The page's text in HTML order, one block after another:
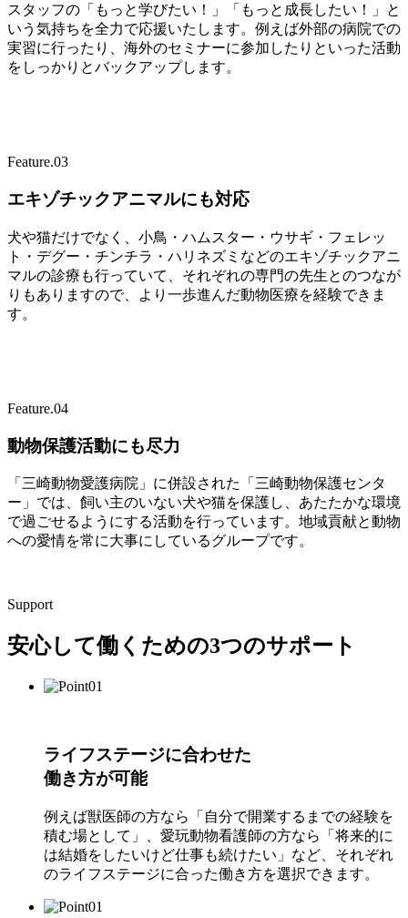
スタッフの「もっと学びたい！」「もっと成長したい！」と
いう気持ちを全力で応援いたします。例えば外部の病院での
実習に行ったり、海外のセミナーに参加したりといった活動
をしっかりとバックアップします。
Feature.03
エキゾチックアニマルにも対応
犬や猫だけでなく、小鳥・ハムスター・ウサギ・フェレッ
ト・デグー・チンチラ・ハリネズミなどのエキゾチックアニ
マルの診療も行っていて、それぞれの専門の先生とのつなが
りもありますので、より一歩進んだ動物医療を経験できま
す。
Feature.04
動物保護活動にも尽力
「三崎動物愛護病院」に併設された「三崎動物保護センタ
ー」では、飼い主のいない犬や猫を保護し、あたたかな環境
で過ごせるようにする活動を行っています。地域貢献と動物
への愛情を常に大事にしているグループです。
Support
安心して働くための3つのサポート
ライフステージに合わせた
働き方が可能
例えば獣医師の方なら「自分で開業するまでの経験を
積む場として」、愛玩動物看護師の方なら「将来的に
は結婚をしたいけど仕事も続けたい」など、それぞれ
のライフステージに合った働き方を選択できます。